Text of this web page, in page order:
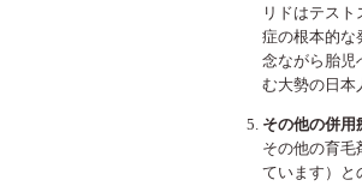
リドはテス
症の根本的な
念ながら胎児
む大勢の日本
その他の併用
その他の育毛
ています）と